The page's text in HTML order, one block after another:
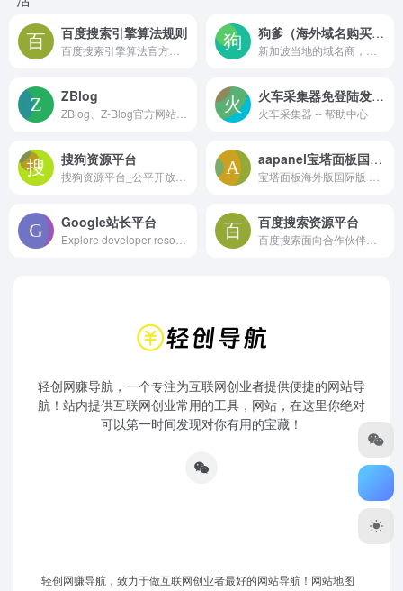
百度搜索引擎算法规则 狗爹（海外域名购买平台）
ZBlog 火车采集器免登陆发布接口集合
火车采集器 -- 帮助中心
搜狗资源平台 aapanel宝塔面板国际版
Google站长平台 百度搜索资源平台
轻创网赚导航，一个专注为互联网创业者提供便捷的网站导
航！站内提供互联网创业常用的工具，网站，在这里你绝对
可以第一时间发现对你有用的宝藏！
轻创网赚导航，致力于做互联网创业者最好的网站导航！ 网站地图